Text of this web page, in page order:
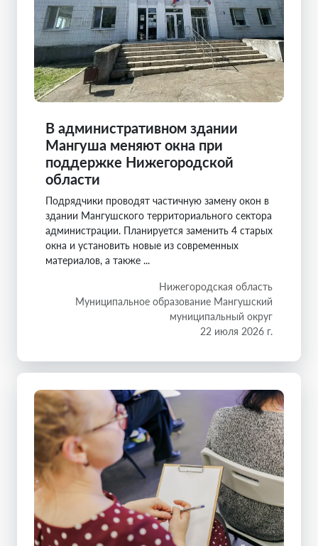
В административном здании
Мангуша меняют окна при
поддержке Нижегородской
области
Подрядчики проводят частичную замену окон в
здании Мангушского территориального сектора
администрации. Планируется заменить 4 старых
окна и установить новые из современных
материалов, а также ...
Нижегородская область
Муниципальное образование Мангушский
муниципальный округ
22 июля 2026 г.